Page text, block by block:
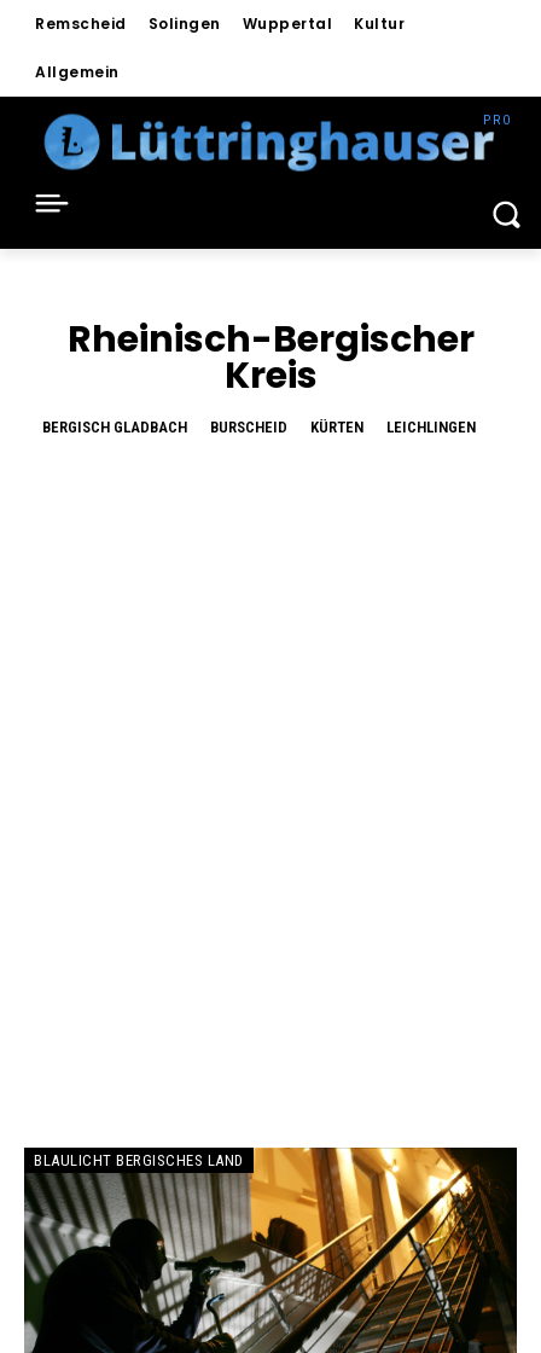
Remscheid Solingen Wuppertal Kultur
Allgemein
Rheinisch-Bergischer
Kreis
BERGISCH GLADBACH BURSCHEID KÜRTEN LEICHLINGEN
BLAULICHT BERGISCHES LAND